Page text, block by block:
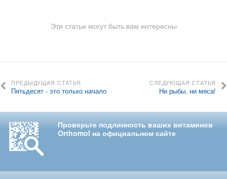
Эти статьи могут быть вам интересны
ПРЕДЫДУЩАЯ СТАТЬЯ
Пятьдесят - это только начало
СЛЕДУЮЩАЯ СТАТЬЯ
Ни рыбы, ни мяса!
Проверьте подлинность ваших витаминов
Orthomol на официальном сайте